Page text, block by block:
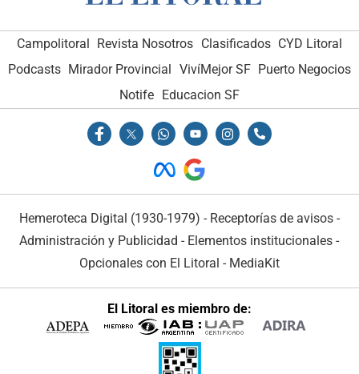
Campolitoral Revista Nosotros Clasificados CYD Litoral
Podcasts Mirador Provincial VivíMejor SF Puerto Negocios
Notife Educacion SF
Hemeroteca Digital (1930-1979) - Receptorías de avisos -
Administración y Publicidad - Elementos institucionales -
Opcionales con El Litoral - MediaKit
El Litoral es miembro de: